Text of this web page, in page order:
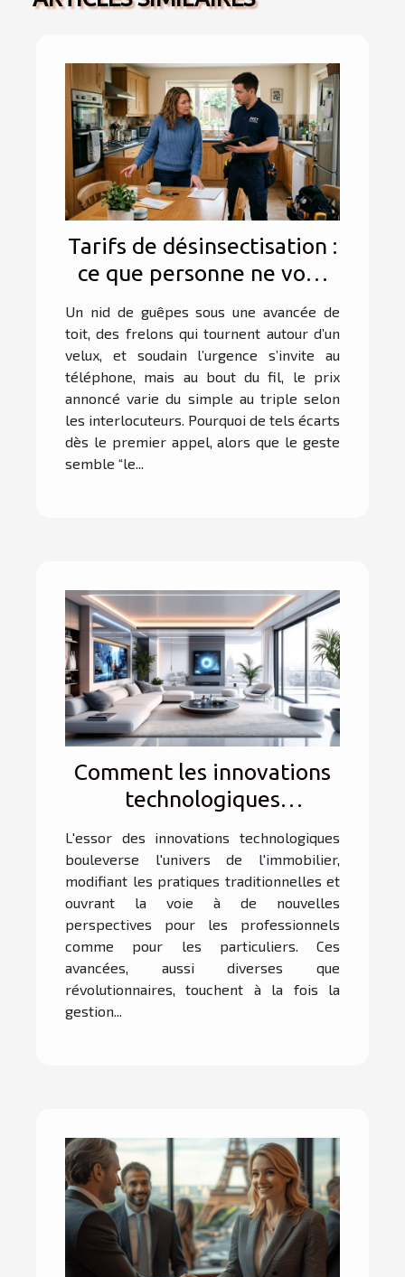
Tarifs de désinsectisation :
ce que personne ne vous
Un nid de guêpes sous une avancée de
toit, des frelons qui tournent autour d’un
velux, et soudain l’urgence s’invite au
téléphone, mais au bout du fil, le prix
annoncé varie du simple au triple selon
les interlocuteurs. Pourquoi de tels écarts
dès le premier appel, alors que le geste
semble “le...
Comment les innovations
technologiques
l'immobilier ?
L'essor des innovations technologiques
bouleverse l'univers de l'immobilier,
modifiant les pratiques traditionnelles et
ouvrant la voie à de nouvelles
perspectives pour les professionnels
comme pour les particuliers. Ces
avancées, aussi diverses que
révolutionnaires, touchent à la fois la
gestion...